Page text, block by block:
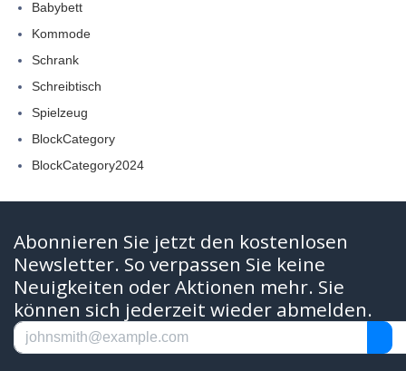
Babybett
Kommode
Schrank
Schreibtisch
Spielzeug
BlockCategory
BlockCategory2024
Abonnieren Sie jetzt den kostenlosen
Newsletter. So verpassen Sie keine
Neuigkeiten oder Aktionen mehr. Sie
können sich jederzeit wieder abmelden.